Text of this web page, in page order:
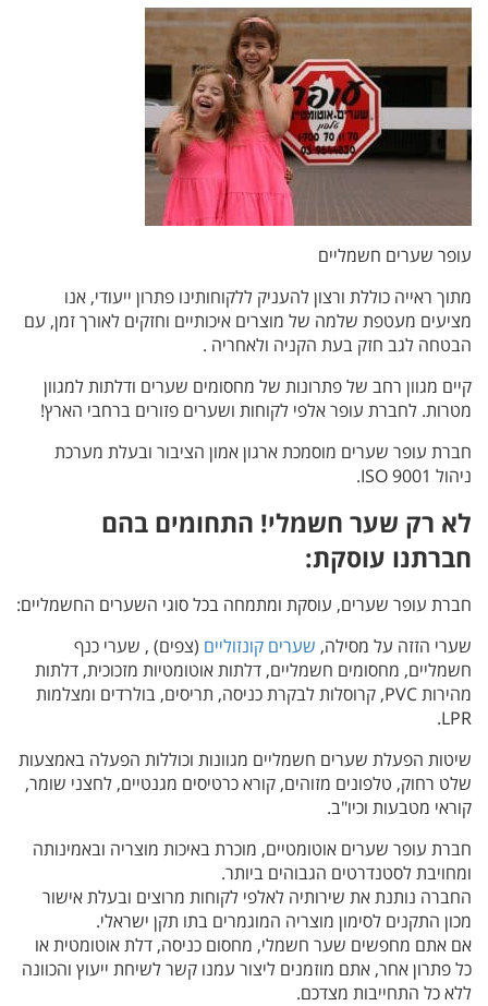
עופר שערים חשמליים
מתוך ראייה כוללת ורצון להעניק ללקוחותינו פתרון ייעודי, אנו
מציעים מעטפת שלמה של מוצרים איכותיים וחזקים לאורך זמן, עם
הבטחה לגב חזק בעת הקניה ולאחריה .
קיים מגוון רחב של פתרונות של מחסומים שערים ודלתות למגוון
מטרות. לחברת עופר אלפי לקוחות ושערים פזורים ברחבי הארץ!
חברת עופר שערים מוסמכת ארגון אמון הציבור ובעלת מערכת
ניהול ISO 9001.
לא רק שער חשמלי! התחומים בהם
חברתנו עוסקת:
חברת עופר שערים, עוסקת ומתמחה בכל סוגי השערים החשמליים:
שערי הזזה על מסילה, שערים קונזוליים (צפים) , שערי כנף
חשמליים, מחסומים חשמליים, דלתות אוטומטיות מזכוכית, דלתות
מהירות PVC, קרוסלות לבקרת כניסה, תריסים, בולרדים ומצלמות
LPR.
שיטות הפעלת שערים חשמליים מגוונות וכוללות הפעלה באמצעות
שלט רחוק, טלפונים מזוהים, קורא כרטיסים מגנטיים, לחצני שומר,
קוראי מטבעות וכיו"ב.
חברת עופר שערים אוטומטיים, מוכרת באיכות מוצריה ובאמינותה
ומחויבת לסטנדרטים הגבוהים ביותר.
החברה נותנת את שירותיה לאלפי לקוחות מרוצים ובעלת אישור
מכון התקנים לסימון מוצריה המוגמרים בתו תקן ישראלי.
אם אתם מחפשים שער חשמלי, מחסום כניסה, דלת אוטומטית או
כל פתרון אחר, אתם מוזמנים ליצור עמנו קשר לשיחת ייעוץ והכוונה
ללא כל התחייבות מצדכם.